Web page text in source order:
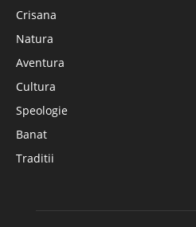
Crisana
Natura
Aventura
Cultura
Speologie
Banat
Traditii